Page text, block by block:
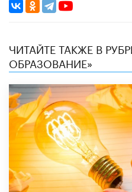
ЧИТАЙТЕ ТАКЖЕ В
ОБРАЗОВАНИЕ»